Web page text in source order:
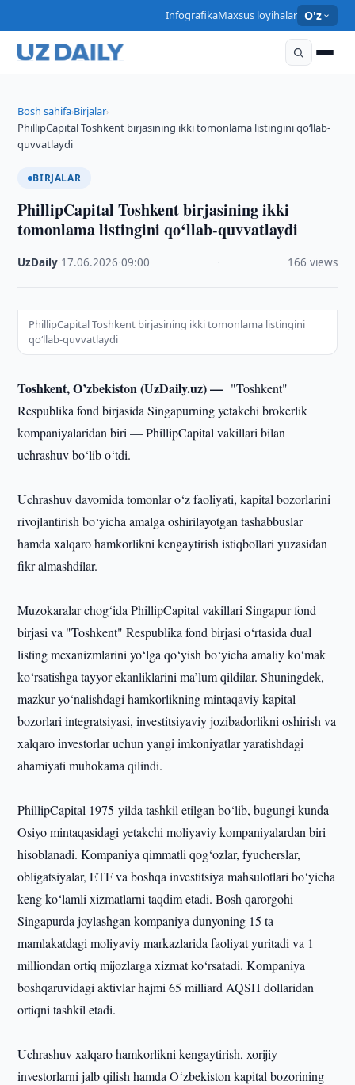
InfografikaMaxsus loyihalar O'z
Bosh sahifa›Birjalar›
PhillipCapital Toshkent birjasining ikki tomonlama listingini qo‘llab-
quvvatlaydi
BIRJALAR
PhillipCapital Toshkent birjasining ikki
tomonlama listingini qo‘llab-quvvatlaydi
UzDaily 17.06.2026 ·09:00 166 views
PhillipCapital Toshkent birjasining ikki tomonlama listingini
qo‘llab-quvvatlaydi
Toshkent, O’zbekiston (UzDaily.uz) — "Toshkent"
Respublika fond birjasida Singapurning yetakchi brokerlik
kompaniyalaridan biri — PhillipCapital vakillari bilan
uchrashuv bo‘lib o‘tdi.
Uchrashuv davomida tomonlar o‘z faoliyati, kapital bozorlarini
rivojlantirish bo‘yicha amalga oshirilayotgan tashabbuslar
hamda xalqaro hamkorlikni kengaytirish istiqbollari yuzasidan
fikr almashdilar.
Muzokaralar chog‘ida PhillipCapital vakillari Singapur fond
birjasi va "Toshkent" Respublika fond birjasi o‘rtasida dual
listing mexanizmlarini yo‘lga qo‘yish bo‘yicha amaliy ko‘mak
ko‘rsatishga tayyor ekanliklarini ma’lum qildilar. Shuningdek,
mazkur yo‘nalishdagi hamkorlikning mintaqaviy kapital
bozorlari integratsiyasi, investitsiyaviy jozibadorlikni oshirish va
xalqaro investorlar uchun yangi imkoniyatlar yaratishdagi
ahamiyati muhokama qilindi.
PhillipCapital 1975-yilda tashkil etilgan bo‘lib, bugungi kunda
Osiyo mintaqasidagi yetakchi moliyaviy kompaniyalardan biri
hisoblanadi. Kompaniya qimmatli qog‘ozlar, fyucherslar,
obligatsiyalar, ETF va boshqa investitsiya mahsulotlari bo‘yicha
keng ko‘lamli xizmatlarni taqdim etadi. Bosh qarorgohi
Singapurda joylashgan kompaniya dunyoning 15 ta
mamlakatdagi moliyaviy markazlarida faoliyat yuritadi va 1
milliondan ortiq mijozlarga xizmat ko‘rsatadi. Kompaniya
boshqaruvidagi aktivlar hajmi 65 milliard AQSH dollaridan
ortiqni tashkil etadi.
Uchrashuv xalqaro hamkorlikni kengaytirish, xorijiy
investorlarni jalb qilish hamda O‘zbekiston kapital bozorining